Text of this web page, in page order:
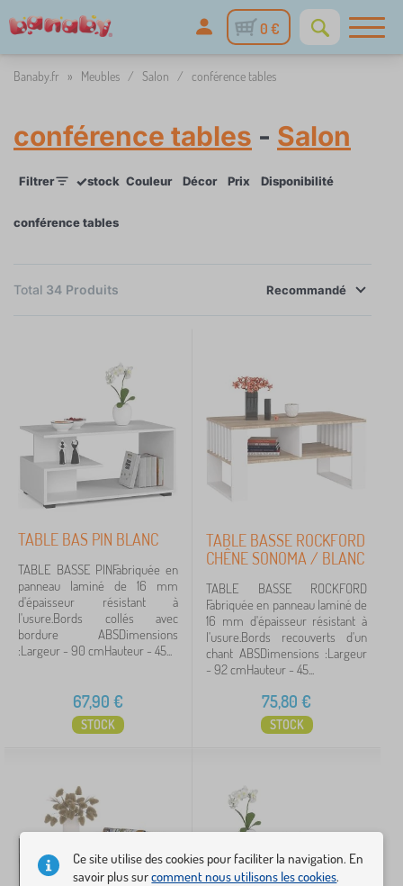
0 €
Banaby.fr » Meubles / Salon / conférence tables
conférence tables - Salon
Filtrer ✓stock Couleur Décor Prix Disponibilité
noire
3
Décor
chêne artisan
3
combiné
3
monochromatique
3
chêne sonoma
Rechercher dans les filtres
conférence tables
Total 34 Produits
Recommandé
TABLE BAS PIN BLANC
TABLE BASSE PINFabriquée en
panneau laminé de 16 mm
d'épaisseur résistant à
l'usure.Bords collés avec
bordure ABSDimensions
:Largeur - 90 cmHauteur - 45...
67,90 €
STOCK
TABLE BASSE ROCKFORD
CHÊNE SONOMA / BLANC
TABLE BASSE ROCKFORD
Fabriquée en panneau laminé de
16 mm d'épaisseur résistant à
l'usure.Bords recouverts d'un
chant ABSDimensions :Largeur
- 92 cmHauteur - 45...
75,80 €
STOCK
Ce site utilise des cookies pour faciliter la navigation. En
savoir plus surcomment nous utilisons les cookies.